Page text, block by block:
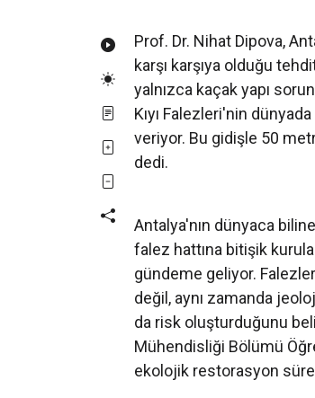
Prof. Dr. Nihat Dipova,
karşı karşıya olduğu
yalnızca kaçak yapı
Kıyı Falezleri'nin
veriyor. Bu gidişle 50
dedi.
Antalya'nın dünyaca
falez hattına bitişik
gündeme geliyor.
değil, aynı zamanda
da risk oluşturduğunu
Mühendisliği Bölümü
ekolojik restorasyon